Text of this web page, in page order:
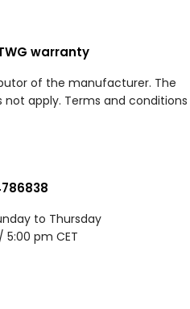
warranty
of the manufacturer. The
apply. Terms and conditions
to Thursday
pm CET